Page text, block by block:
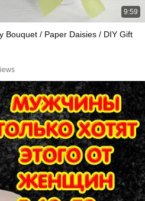
9:59
Bouquet / Paper Daisies / DIY Gift